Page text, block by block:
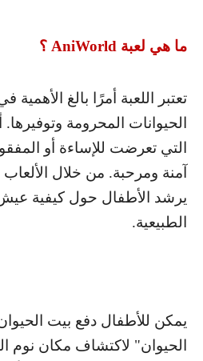
ما هي لعبة AniWorld ؟
تعتبر اللعبة أمرًا بالغ
الحيوانات المحرومة وتوفيرها.
التي تعرضت للإساءة أو
آمنة ومرحبة. من خلال الألعاب
يرشد الأطفال حول كيفية عيش
الطبيعية.
يمكن للأطفال دفع بيت
الحيوان" لاكتشاف مكان نوم